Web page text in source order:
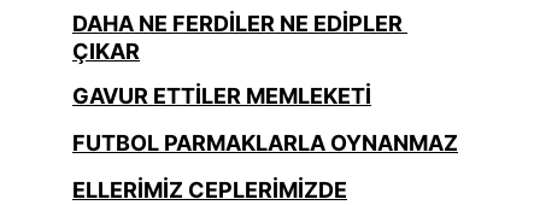
DAHA NE FERDİLER NE EDİPLER
ÇIKAR
GAVUR ETTİLER MEMLEKETİ
FUTBOL PARMAKLARLA OYNANMAZ
ELLERİMİZ CEPLERİMİZDE